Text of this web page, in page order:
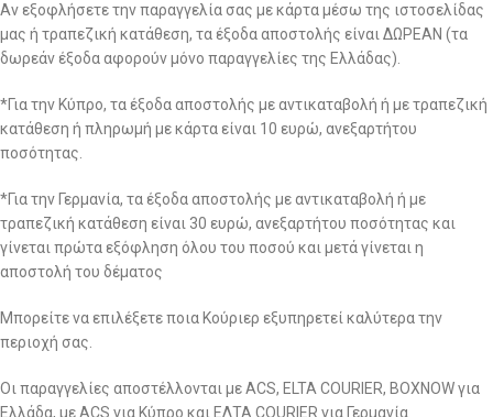
Αν εξοφλήσετε την παραγγελία σας με κάρτα μέσω της ιστοσελίδας
μας ή τραπεζική κατάθεση, τα έξοδα αποστολής είναι ΔΩΡΕΑΝ (τα
δωρεάν έξοδα αφορούν μόνο παραγγελίες της Ελλάδας).
*Για την Κύπρο, τα έξοδα αποστολής με αντικαταβολή ή με τραπεζική
κατάθεση ή πληρωμή με κάρτα είναι 10 ευρώ, ανεξαρτήτου
ποσότητας.
*Για την Γερμανία, τα έξοδα αποστολής με αντικαταβολή ή με
τραπεζική κατάθεση είναι 30 ευρώ, ανεξαρτήτου ποσότητας και
γίνεται πρώτα εξόφληση όλου του ποσού και μετά γίνεται η
αποστολή του δέματος
Μπορείτε να επιλέξετε ποια Κούριερ εξυπηρετεί καλύτερα την
περιοχή σας.
Οι παραγγελίες αποστέλλονται με ACS, ELTA COURIER, BOXNOW για
Ελλάδα, με ACS για Κύπρο και ΕΛΤΑ COURIER για Γερμανία